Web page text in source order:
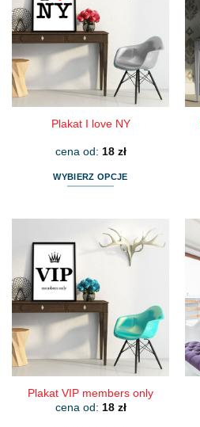
Opcje
można
wybrać
na
stronie
produktu
Plakat I love NY
cena od: 18 zł
WYBIERZ OPCJE
wiele
wariantów.
Opcje
można
wybrać
na
stronie
produktu
Plakat VIP members only
cena od: 18 zł